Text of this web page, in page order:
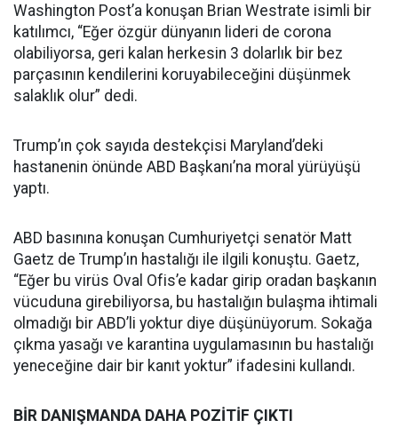
Washington Post’a konuşan Brian Westrate isimli bir
katılımcı, “Eğer özgür dünyanın lideri de corona
olabiliyorsa, geri kalan herkesin 3 dolarlık bir bez
parçasının kendilerini koruyabileceğini düşünmek
salaklık olur” dedi.
Trump’ın çok sayıda destekçisi Maryland’deki
hastanenin önünde ABD Başkanı’na moral yürüyüşü
yaptı.
ABD basınına konuşan Cumhuriyetçi senatör Matt
Gaetz de Trump’ın hastalığı ile ilgili konuştu. Gaetz,
“Eğer bu virüs Oval Ofis’e kadar girip oradan başkanın
vücuduna girebiliyorsa, bu hastalığın bulaşma ihtimali
olmadığı bir ABD’li yoktur diye düşünüyorum. Sokağa
çıkma yasağı ve karantina uygulamasının bu hastalığı
yeneceğine dair bir kanıt yoktur” ifadesini kullandı.
BİR DANIŞMANDA DAHA POZİTİF ÇIKTI